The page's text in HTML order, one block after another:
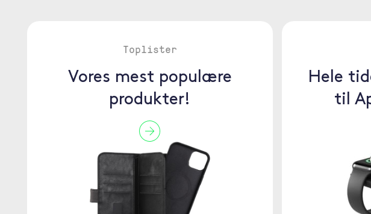
Toplister
Vores mest populære
produkter!
Hele
til